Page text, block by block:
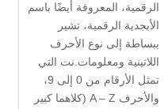
الرقمية، المعروفة أيضًا باسم
الأبجدية الرقمية، تشير
ببساطة إلى نوع الأحرف
اللاتينية ومعلومات.نت التي
تمثل الأرقام من 0 إلى 9،
والأحرف A – Z (كلاهما كبير